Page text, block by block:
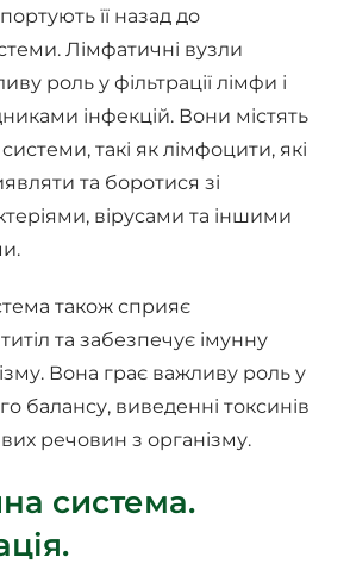
її назад до
Лімфатичні вузли
роль у фільтрації лімфи і
інфекцій. Вони містять
такі як лімфоцити, які
та боротися зі
вірусами та іншими
також сприяє
та забезпечує імунну
Вона грає важливу роль у
балансу, виведенні токсинів
речовин з організму.
система.